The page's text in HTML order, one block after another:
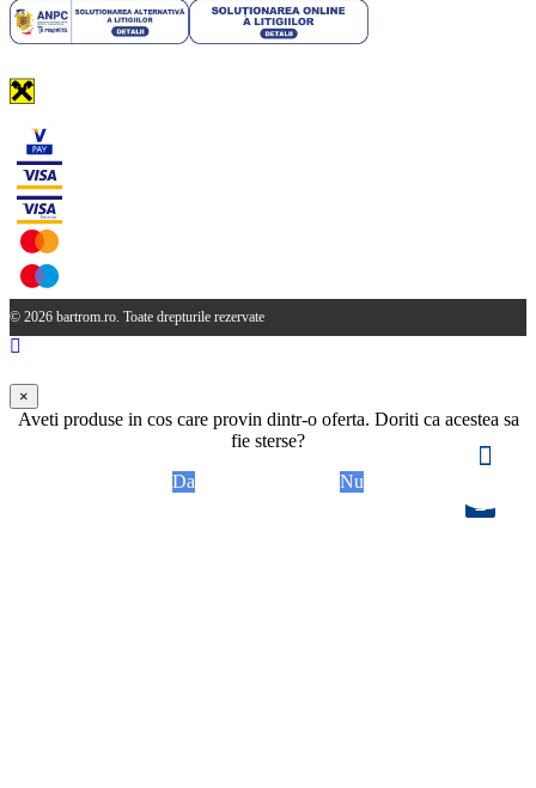
© 2026 bartrom.ro. Toate drepturile rezervate
×
Aveti produse in cos care provin dintr-o oferta. Doriti ca acestea sa
fie sterse?
Da
Nu